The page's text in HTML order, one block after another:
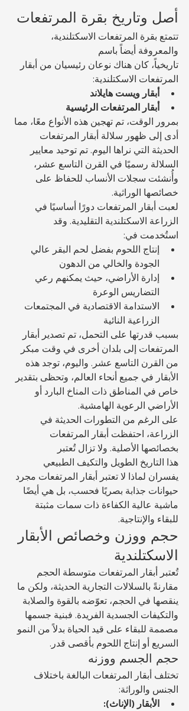
أصل وتاريخ بقرة المرتفعات
تتمتع بقرة المرتفعات الاسكتلندية،
والمعروفة أيضاً باسم
تاريخياً، كان هناك نوعان رئيسيان من أبقار
المرتفعات الاسكتلندية:
أبقار ويست هايلاند
أبقار المرتفعات الرئيسية
بمرور الوقت، تم تهجين هذه الأنواع معًا، مما
أدى إلى ظهور سلالة أبقار المرتفعات
الحديثة التي نراها اليوم. تم توحيد معايير
السلالة رسميًا في القرن التاسع عشر،
وأُنشئت سجلات الأنساب للحفاظ على
خصائصها الوراثية.
لعبت أبقار المرتفعات دورًا أساسيًا في
الزراعة الاسكتلندية التقليدية. وقد
استُخدمت في:
إنتاج اللحوم بفضل لحم البقر عالي
الجودة والخالي من الدهون
إدارة الأراضي، حيث يمكنهم رعي
التضاريس الوعرة
الاستدامة الاقتصادية في المجتمعات
الزراعية النائية
بسبب قدرتها على التحمل، تم تصدير أبقار
المرتفعات إلى بلدان أخرى في وقت مبكر
من القرن التاسع عشر. واليوم، توجد هذه
الأبقار في جميع أنحاء العالم، وتحظى بتقدير
خاص في المناطق ذات المناخ البارد أو
الأراضي الرعوية الهامشية.
على الرغم من التطورات الحديثة في
الزراعة، احتفظت أبقار المرتفعات
بخصائصها الأصلية. ولا تزال تُعتبر
هذا التاريخ الطويل والتكيف الطبيعي
يفسران لماذا لا تعتبر أبقار المرتفعات مجرد
حيوانات جذابة بصريًا فحسب، بل هي أيضًا
ماشية عالية الكفاءة ذات سمات مثبتة
للبقاء والإنتاجية.
حجم ووزن وخصائص الأبقار
الاسكتلندية
تُعتبر أبقار المرتفعات متوسطة الحجم
مقارنةً بالسلالات التجارية الحديثة، ولكن ما
ينقصها في الحجم، تعوّضه بالقوة والصلابة
والتكيفات الجسدية الفريدة. فبنية جسمها
مصممة للبقاء على قيد الحياة بدلاً من النمو
السريع أو إنتاج اللحوم بأقصى قدر.
حجم الجسم ووزنه
تختلف أبقار المرتفعات البالغة باختلاف
الجنس والوراثة:
الأبقار (الإناث):